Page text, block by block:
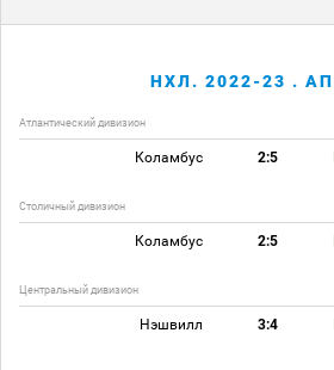
НХЛ. 2022-23 .
Атлантический дивизион
Коламбус 2:5
Столичный дивизион
Коламбус 2:5
Центральный дивизион
Нэшвилл 3:4